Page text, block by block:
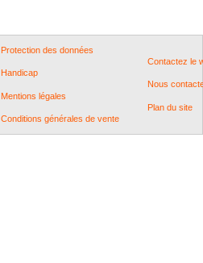
Protection des données
Handicap
Mentions légales
Conditions générales de vente
Contactez le
Nous
Plan du site